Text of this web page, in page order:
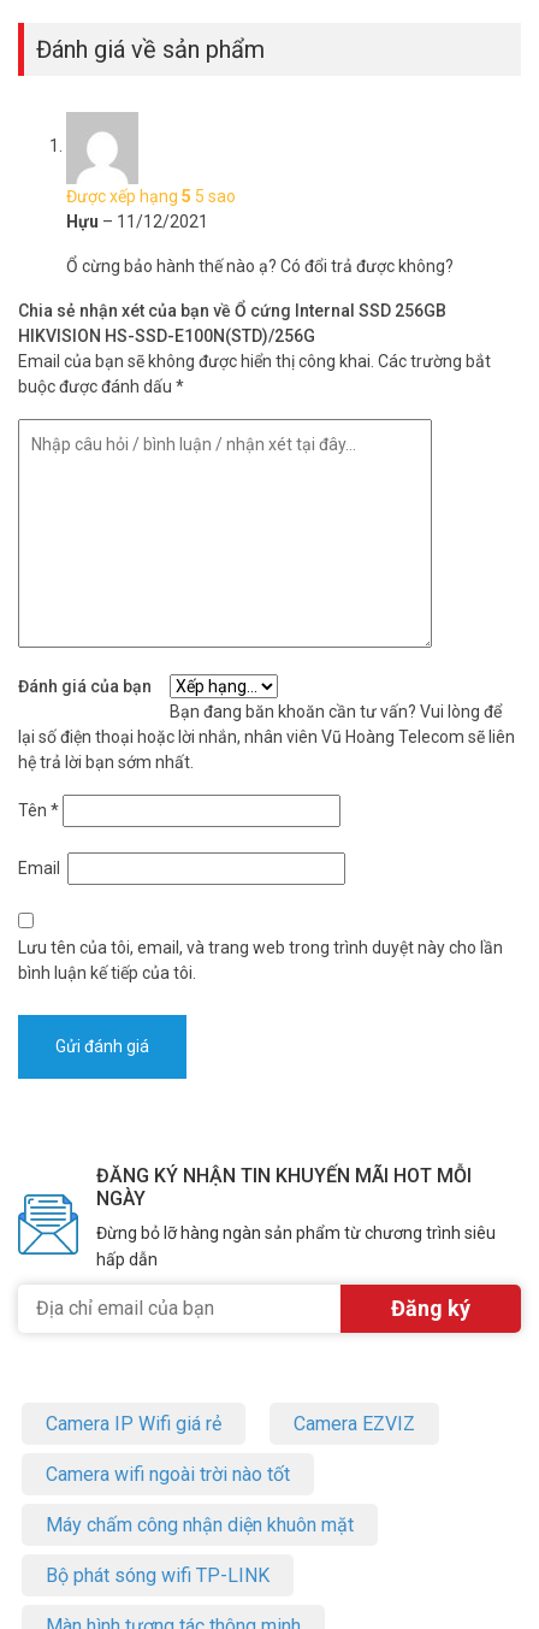
Đánh giá về sản phẩm
Được xếp hạng 5 5 sao
Hựu – 11/12/2021
Ổ cừng bảo hành thế nào ạ? Có đổi trả được không?
Chia sẻ nhận xét của bạn về Ổ cứng Internal SSD 256GB
HIKVISION HS-SSD-E100N(STD)/256G
Email của bạn sẽ không được hiển thị công khai. Các trường bắt
buộc được đánh dấu *
Đánh giá của bạn
Bạn đang băn khoăn cần tư vấn? Vui lòng để
lại số điện thoại hoặc lời nhắn, nhân viên Vũ Hoàng Telecom sẽ liên
hệ trả lời bạn sớm nhất.
Tên *
Email
Lưu tên của tôi, email, và trang web trong trình duyệt này cho lần
bình luận kế tiếp của tôi.
ĐĂNG KÝ NHẬN TIN KHUYẾN MÃI HOT MỖI
NGÀY
Đừng bỏ lỡ hàng ngàn sản phẩm từ chương trình siêu
hấp dẫn
Camera IP Wifi giá rẻ Camera EZVIZ
Camera wifi ngoài trời nào tốt
Máy chấm công nhận diện khuôn mặt
Bộ phát sóng wifi TP-LINK